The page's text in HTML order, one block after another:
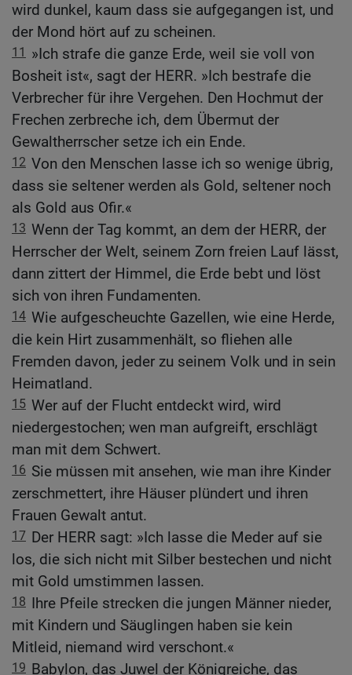
wird dunkel, kaum dass sie aufgegangen ist, und
der Mond hört auf zu scheinen.
11
»Ich strafe die ganze Erde, weil sie voll von
Bosheit ist«, sagt der HERR. »Ich bestrafe die
Verbrecher für ihre Vergehen. Den Hochmut der
Frechen zerbreche ich, dem Übermut der
Gewaltherrscher setze ich ein Ende.
12 Von den Menschen lasse ich so wenige übrig,
dass sie seltener werden als Gold, seltener noch
als Gold aus Ofir.«
13 Wenn der Tag kommt, an dem der HERR, der
Herrscher der Welt, seinem Zorn freien Lauf lässt,
dann zittert der Himmel, die Erde bebt und löst
sich von ihren Fundamenten.
14 Wie aufgescheuchte Gazellen, wie eine Herde,
die kein Hirt zusammenhält, so fliehen alle
Fremden davon, jeder zu seinem Volk und in sein
Heimatland.
15 Wer auf der Flucht entdeckt wird, wird
niedergestochen; wen man aufgreift, erschlägt
man mit dem Schwert.
16 Sie müssen mit ansehen, wie man ihre Kinder
zerschmettert, ihre Häuser plündert und ihren
Frauen Gewalt antut.
17 Der HERR sagt: »Ich lasse die Meder auf sie
los, die sich nicht mit Silber bestechen und nicht
mit Gold umstimmen lassen.
18 Ihre Pfeile strecken die jungen Männer nieder,
mit Kindern und Säuglingen haben sie kein
Mitleid, niemand wird verschont.«
19 Babylon, das Juwel der Königreiche, das